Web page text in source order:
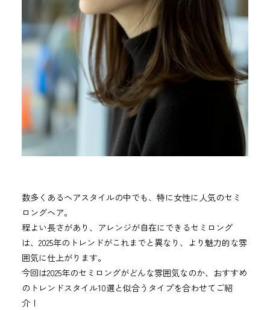
数多くあるヘアスタイルの中でも、特に女性に人気のセミ
ロングヘア。
程よい長さがあり、アレンジが自在にできるセミロング
は、2025年のトレンドがこれまでと異なり、より魅力的な雰
囲気に仕上がります。
今回は2025年のセミロングがどんな雰囲気なのか、おすすめ
のトレンドスタイル10選と似合うタイプを合わせてご紹
介！